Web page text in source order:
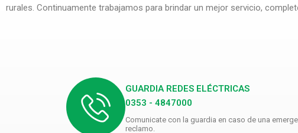
Brindamos el servicio de Energía
rurales. Continuamente trabajamos para brindar un mejor servicio,
GUARDIA REDES ELÉCTRICAS
0353 - 4847000
Comunicate con la guardia en caso de una
reclamo.